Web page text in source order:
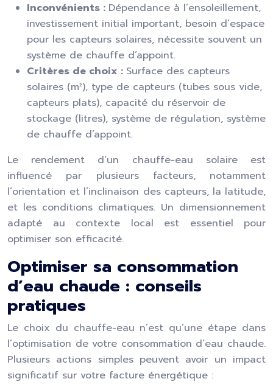
Inconvénients : Dépendance à l’ensoleillement,
investissement initial important, besoin d’espace
pour les capteurs solaires, nécessite souvent un
système de chauffe d’appoint.
Critères de choix : Surface des capteurs
solaires (m²), type de capteurs (tubes sous vide,
capteurs plats), capacité du réservoir de
stockage (litres), système de régulation, système
de chauffe d’appoint.
Le rendement d’un chauffe-eau solaire est
influencé par plusieurs facteurs, notamment
l’orientation et l’inclinaison des capteurs, la latitude,
et les conditions climatiques. Un dimensionnement
adapté au contexte local est essentiel pour
optimiser son efficacité.
Optimiser sa consommation
d’eau chaude : conseils
pratiques
Le choix du chauffe-eau n’est qu’une étape dans
l’optimisation de votre consommation d’eau chaude.
Plusieurs actions simples peuvent avoir un impact
significatif sur votre facture énergétique :